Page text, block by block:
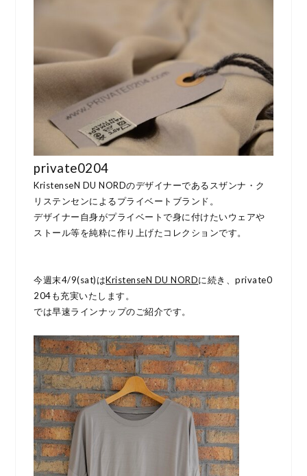
private0204
KristenseN DU NORDのデザイナーであるスザンナ・ク
リステンセンによるプライベートブランド。
デザイナー自身がプライベートで身に付けたいウェアや
ストール等を純粋に作り上げたコレクションです。
今週末4/9(sat)はKristenseN DU NORDに続き、private0
204も充実いたします。
では早速ラインナップのご紹介です。